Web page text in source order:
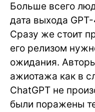
Больше всего
дата выхода
Сразу же стоит
его релизом
ожидания.
ажиотажа как в
ChatGPT не
были поражены